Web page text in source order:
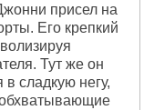
присел на
Его крепкий
Тут же он
в сладкую негу,